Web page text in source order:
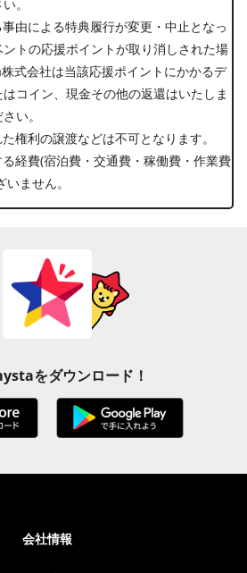
。
由による特典履行が変更・中止となっ
トの応援ポイントが取り消しされた場
式会社は当該応援ポイントにかかるデ
コイン、現金その他の返還はいたしま
い。
権利の譲渡などは不可となります。
経費(宿泊費・交通費・稼働費・作業費
ません。
をダウンロード！
会社情報